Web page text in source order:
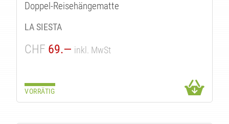
Doppel-Reisehängematte
LA SIESTA
CHF 69.— inkl. MwSt
VORRÄTIG